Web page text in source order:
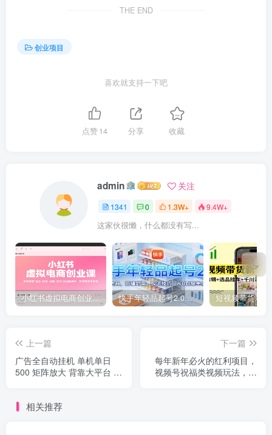
THE END
创业项目
喜欢就支持一下吧
点赞14 分享 收藏
admin 关注
1341 0 1.3W+ 9.4W+
这家伙很懒，什么都没有写...
小红书虚拟电商创业课，系统拆解选品-内容-流量-变现，实现零成本变现 快手年轻品起号2.0：养号选品，剪辑封面，投流技巧，从0到爆单全流程
上一篇
广告全自动挂机 单机单日
500 矩阵放大 背靠大平台 绿
下一篇
每年新年必火的红利项目，
视频号祝福类视频玩法，多
相关推荐